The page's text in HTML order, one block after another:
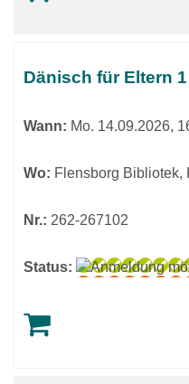
Dänisch für Eltern 1
Wann: Mo. 14.09.2026,
Wo: Flensborg Bibliotek,
Nr.: 262-267102
Status: